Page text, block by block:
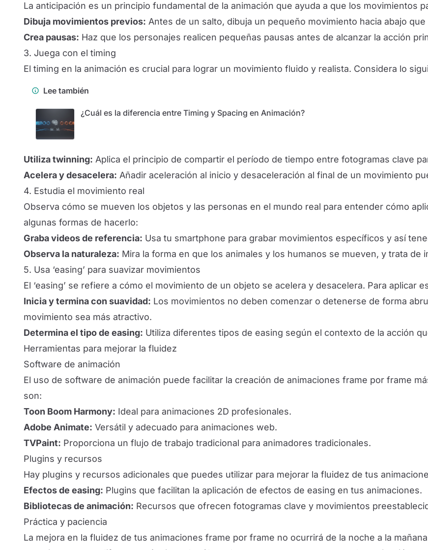
La anticipación es un principio fundamental de la animación que ayuda a que los movimientos
Dibuja movimientos previos: Antes de un salto, dibuja un pequeño movimiento hacia abajo
Crea pausas: Haz que los personajes realicen pequeñas pausas antes de alcanzar la acción
3. Juega con el timing
El timing en la animación es crucial para lograr un movimiento fluido y realista. Considera lo
Lee también
¿Cuál es la diferencia entre Timing y Spacing en Animación?
Utiliza twinning: Aplica el principio de compartir el período de tiempo entre fotogramas clave
Acelera y desacelera: Añadir aceleración al inicio y desaceleración al final de un movimiento
4. Estudia el movimiento real
Observa cómo se mueven los objetos y las personas en el mundo real para entender cómo
algunas formas de hacerlo:
Graba videos de referencia: Usa tu smartphone para grabar movimientos específicos y así
Observa la naturaleza: Mira la forma en que los animales y los humanos se mueven, y trata de
5. Usa ‘easing’ para suavizar movimientos
El ‘easing’ se refiere a cómo el movimiento de un objeto se acelera y desacelera. Para aplicar
Inicia y termina con suavidad: Los movimientos no deben comenzar o detenerse de forma
movimiento sea más atractivo.
Determina el tipo de easing: Utiliza diferentes tipos de easing según el contexto de la acción
Herramientas para mejorar la fluidez
Software de animación
El uso de software de animación puede facilitar la creación de animaciones frame por frame
son:
Toon Boom Harmony: Ideal para animaciones 2D profesionales.
Adobe Animate: Versátil y adecuado para animaciones web.
TVPaint: Proporciona un flujo de trabajo tradicional para animadores tradicionales.
Plugins y recursos
Hay plugins y recursos adicionales que puedes utilizar para mejorar la fluidez de tus
Efectos de easing: Plugins que facilitan la aplicación de efectos de easing en tus animaciones.
Bibliotecas de animación: Recursos que ofrecen fotogramas clave y movimientos
Práctica y paciencia
La mejora en la fluidez de tus animaciones frame por frame no ocurrirá de la noche a la